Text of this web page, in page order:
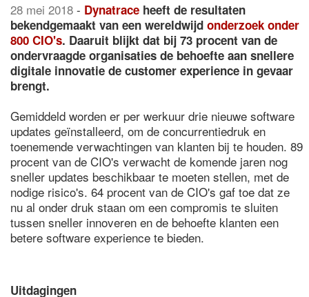
28 mei 2018 - Dynatrace heeft de resultaten
bekendgemaakt van een wereldwijd onderzoek onder
800 CIO's. Daaruit blijkt dat bij 73 procent van de
ondervraagde organisaties de behoefte aan snellere
digitale innovatie de customer experience in gevaar
brengt.
Gemiddeld worden er per werkuur drie nieuwe software
updates geïnstalleerd, om de concurrentiedruk en
toenemende verwachtingen van klanten bij te houden. 89
procent van de CIO's verwacht de komende jaren nog
sneller updates beschikbaar te moeten stellen, met de
nodige risico's. 64 procent van de CIO's gaf toe dat ze
nu al onder druk staan om een compromis te sluiten
tussen sneller innoveren en de behoefte klanten een
betere software experience te bieden.
Uitdagingen